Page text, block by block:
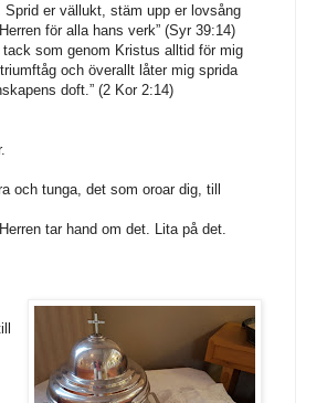
Sprid er vällukt, stäm upp er lovsång
för alla hans verk” (Syr 39:14)
tack som genom Kristus alltid för mig
och överallt låter mig sprida
doft.” (2 Kor 2:14)
och tunga, det som oroar dig, till
tar hand om det. Lita på det.